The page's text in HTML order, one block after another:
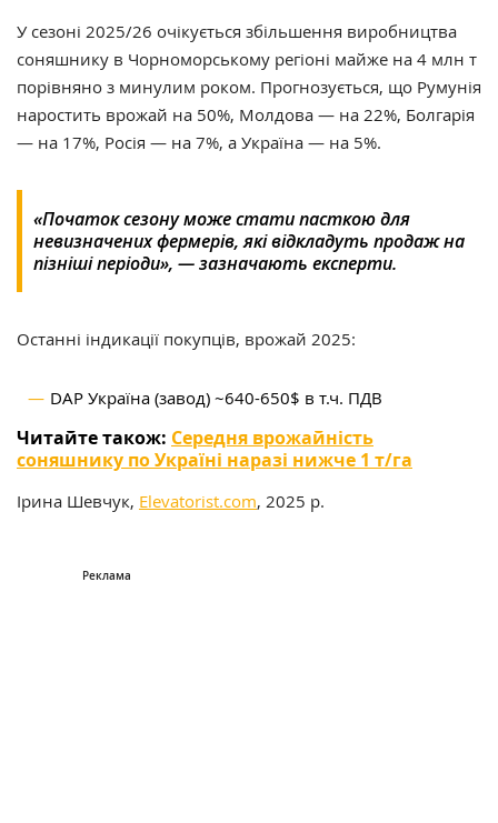
У сезоні 2025/26 очікується збільшення виробництва
соняшнику в Чорноморському регіоні майже на 4 млн т
порівняно з минулим роком. Прогнозується, що Румунія
наростить врожай на 50%, Молдова — на 22%, Болгарія
— на 17%, Росія — на 7%, а Україна — на 5%.
«Початок сезону може стати пасткою для
невизначених фермерів, які відкладуть продаж на
пізніші періоди», — зазначають експерти.
Останні індикації покупців, врожай 2025:
DAP Україна (завод) ~640-650$ в т.ч. ПДВ
Читайте також: Середня врожайність
соняшнику по Україні наразі нижче 1 т/га
Ірина Шевчук, Elevatorist.com, 2025 р.